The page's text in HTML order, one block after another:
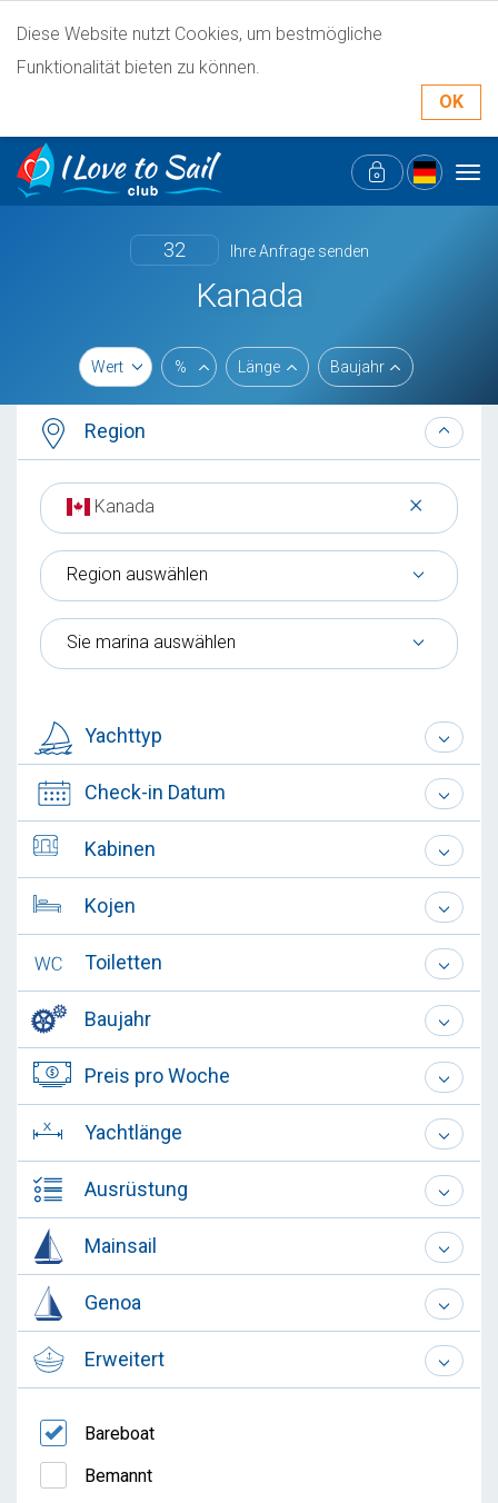
Diese Website nutzt Cookies, um bestmögliche
Funktionalität bieten zu können.
OK
32 Ihre Anfrage senden
Kanada
Wert % Länge Baujahr
Region
×
Kanada
Region auswählen
Sie marina auswählen
Yachttyp
Check-in Datum
Kabinen
Kojen
Toiletten
Baujahr
Preis pro Woche
Yachtlänge
Ausrüstung
Mainsail
Genoa
Erweitert
Bareboat
Bemannt